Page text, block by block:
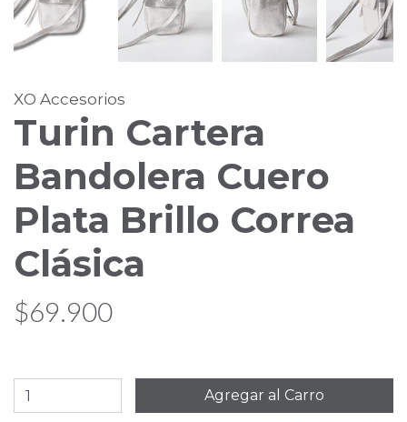
XO Accesorios
Turin Cartera
Bandolera Cuero
Plata Brillo Correa
Clásica
$69.900